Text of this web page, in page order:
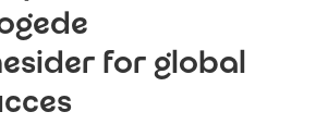
for global